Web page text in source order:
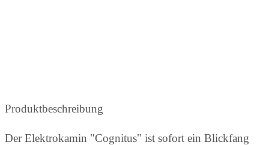
Produktbeschreibung
Der Elektrokamin "Cognitus" ist sofort ein Blickfang